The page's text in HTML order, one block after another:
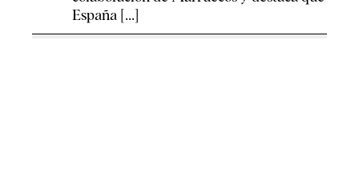
España [...]